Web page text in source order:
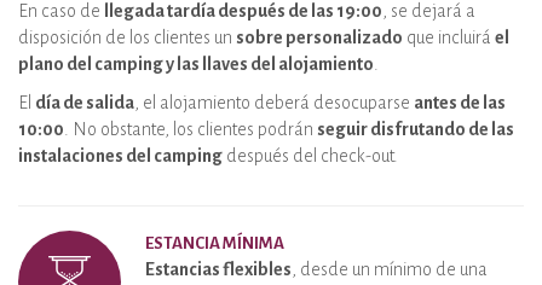
En caso de
llegada tardía después de las 19:00 , se dejará a
disposición de los clientes un sobre personalizado que incluirá el
plano del camping y las llaves del alojamiento
El día de salida , el alojamiento deberá desocuparse antes de las
10:00 . No obstante, los clientes podrán seguir disfrutando de las
instalaciones del camping después del check-out.
ESTANCIA MÍNIMA
Estancias flexibles , desde un mínimo de una